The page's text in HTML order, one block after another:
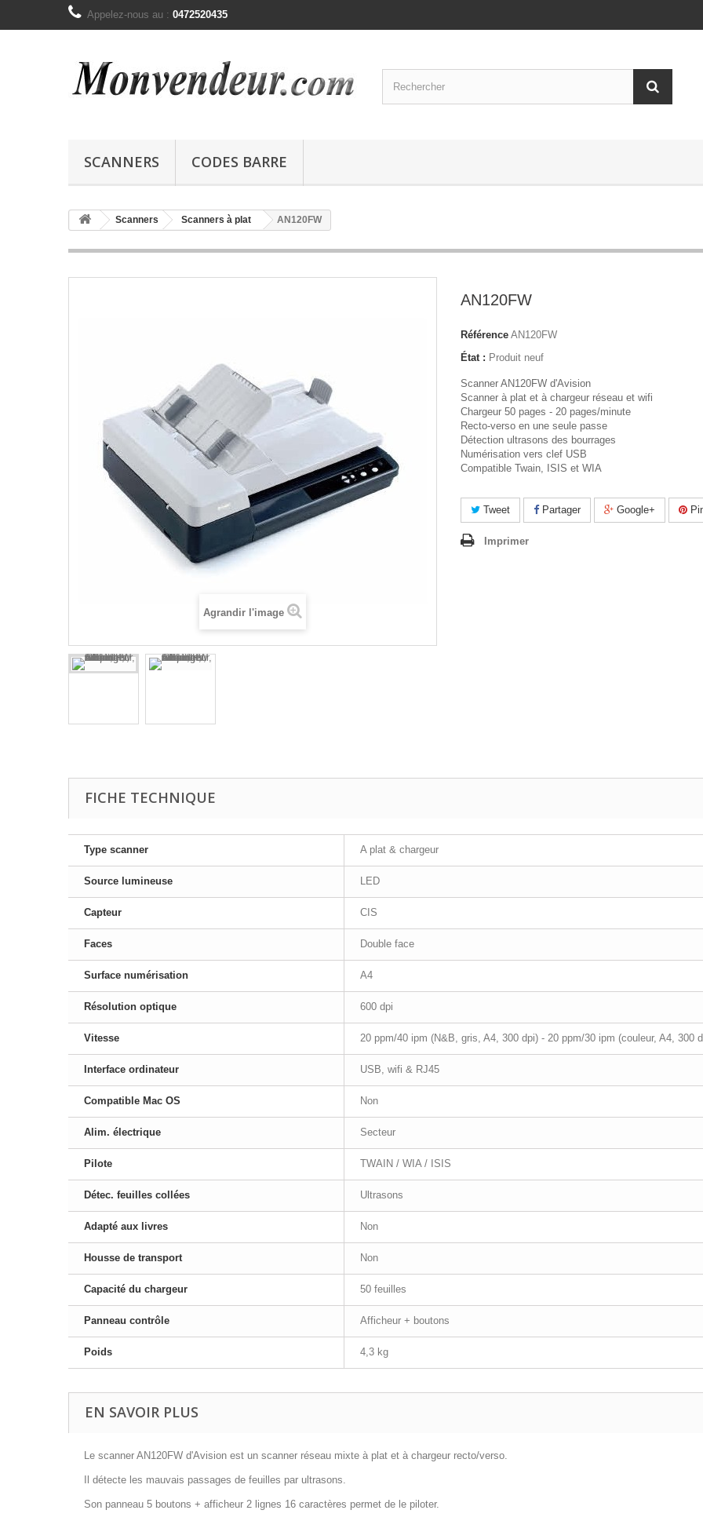
Appelez-nous au : 0472520435
SCANNERS CODES BARRE
Scanners Scanners à plat AN120FW
Agrandir l'image
AN120FW
Référence AN120FW
État : Produit neuf
Scanner AN120FW d'Avision
Scanner à plat et à chargeur réseau et wifi
Chargeur 50 pages - 20 pages/minute
Recto-verso en une seule passe
Détection ultrasons des bourrages
Numérisation vers clef USB
Compatible Twain, ISIS et WIA
Tweet Partager Google+
Imprimer
FICHE TECHNIQUE
Type scanner A plat & chargeur
Source lumineuse LED
Capteur CIS
Faces Double face
Surface numérisation A4
Résolution optique 600 dpi
Vitesse 20 ppm/40 ipm (N&B, gris, A4, 300 dpi) - 20 ppm/30 ipm (couleur, A4, 300
Interface ordinateur USB, wifi & RJ45
Compatible Mac OS Non
Alim. électrique Secteur
Pilote TWAIN / WIA / ISIS
Détec. feuilles collées Ultrasons
Adapté aux livres Non
Housse de transport Non
Capacité du chargeur 50 feuilles
Panneau contrôle Afficheur + boutons
Poids 4,3 kg
EN SAVOIR PLUS
Le scanner AN120FW d'Avision est un scanner réseau mixte à plat et à chargeur recto/verso.
Il détecte les mauvais passages de feuilles par ultrasons.
Son panneau 5 boutons + afficheur 2 lignes 16 caractères permet de le piloter.